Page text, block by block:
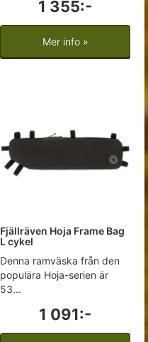
1 355:-
Mer info »
Fjällräven Hoja Frame Bag
L cykel
Denna ramväska från den
populära Hoja-serien är
53...
1 091:-